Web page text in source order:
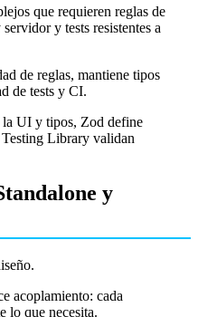
que requieren reglas de
y tests resistentes a
de reglas, mantiene tipos
de tests y CI.
UI y tipos, Zod define
Library validan
y
acoplamiento: cada
lo que necesita.